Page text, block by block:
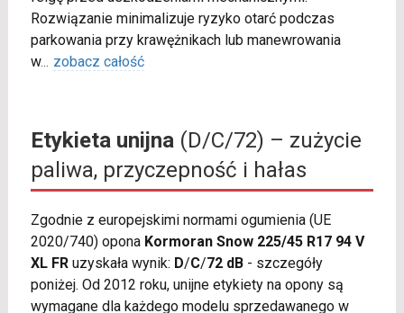
Rozwiązanie minimalizuje ryzyko otarć podczas
parkowania przy krawężnikach lub manewrowania
w... zobacz całość
Etykieta unijna(D/C/72) – zużycie
paliwa, przyczepność i hałas
Zgodnie z europejskimi normami ogumienia (UE
2020/740) opona Kormoran Snow 225/45 R17 94 V
XL FRuzyskała wynik: D/C/72 dB- szczegóły
poniżej. Od 2012 roku, unijne etykiety na opony są
wymagane dla każdego modelu sprzedawanego w